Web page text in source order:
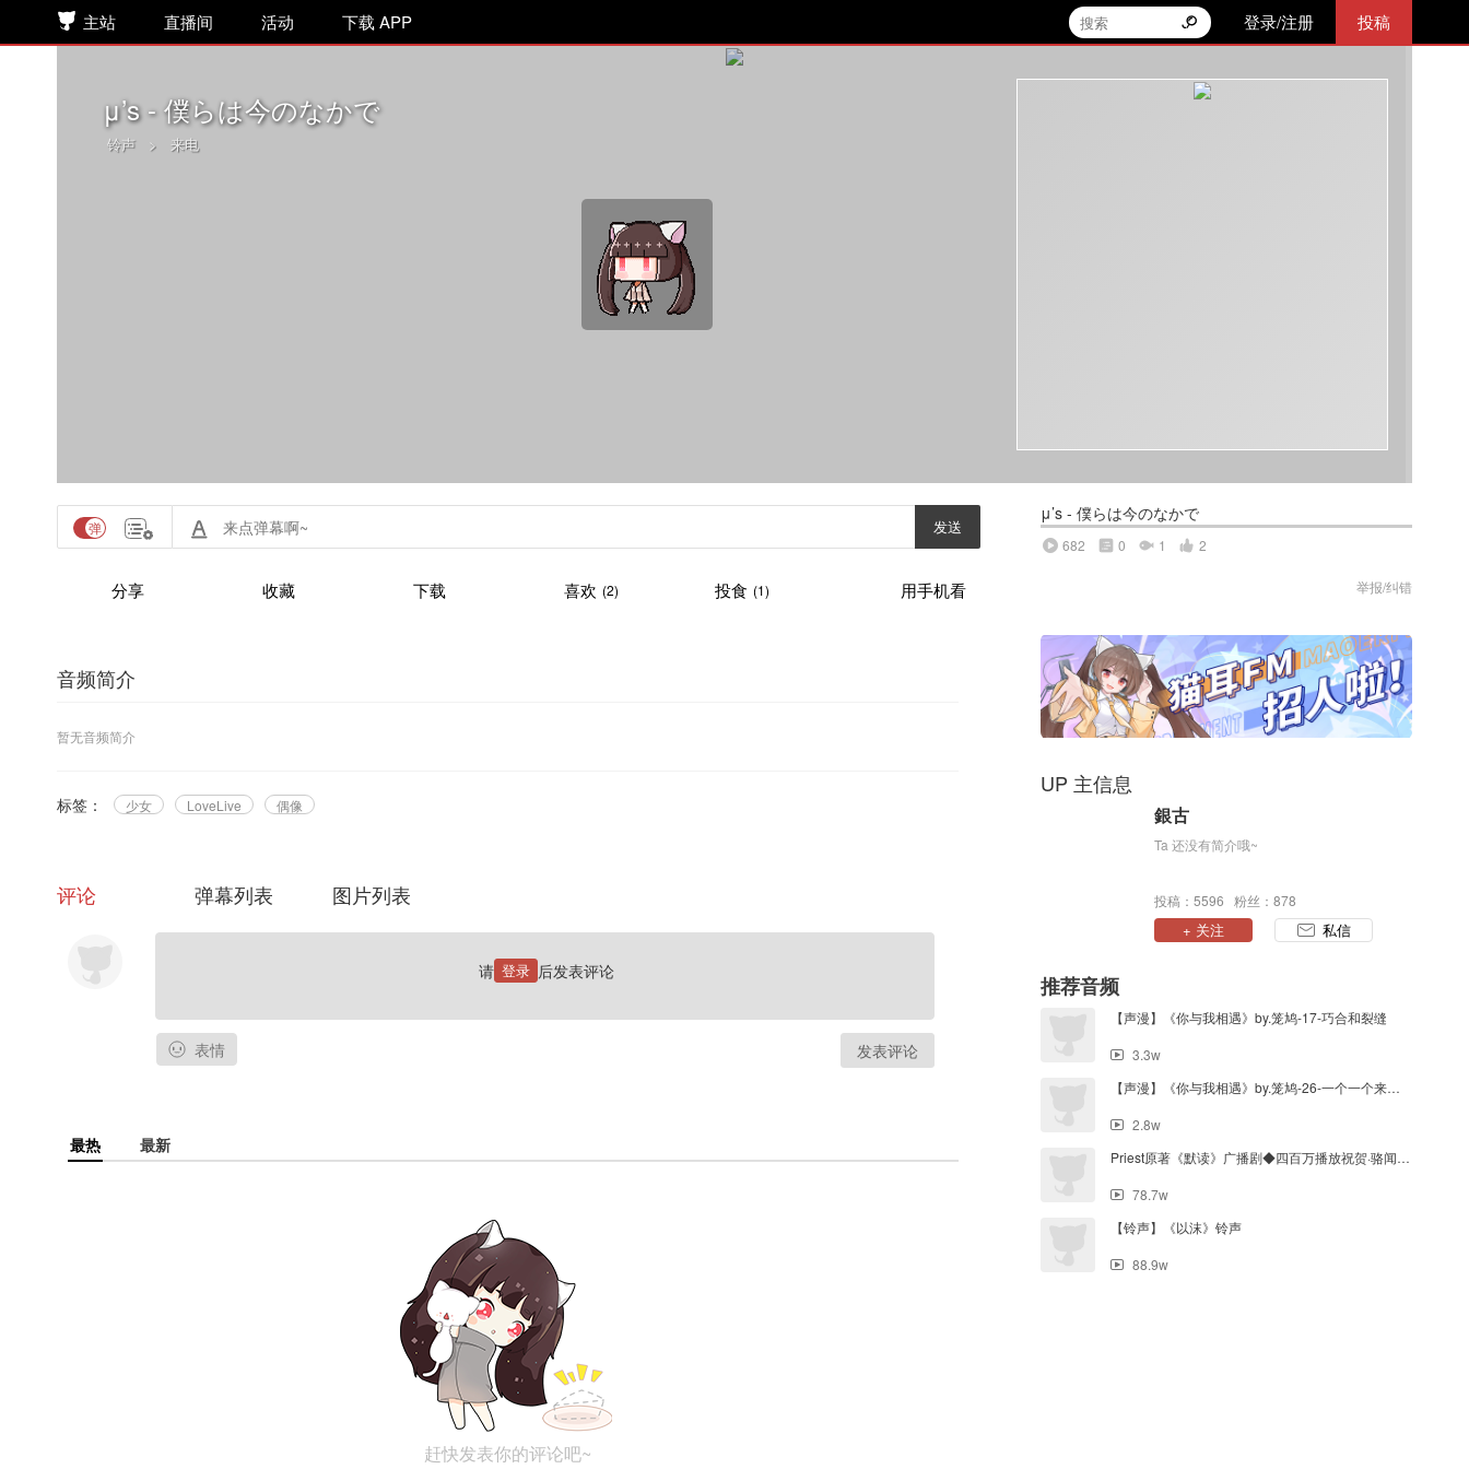
主站 直播间 活动 下载 APP 登录/注册 投稿
μ’s - 僕らは今のなかで
铃声 > 来电
发送
分享 收藏 下载 喜欢 (2) 投食 (1) 用手机看
μ’s - 僕らは今のなかで
682 0 1 2
举报/纠错
音频简介
暂无音频简介
标签： 少女 LoveLive 偶像
评论 弹幕列表 图片列表
请 登录 后发表评论
表情 发表评论
最热 最新
赶快发表你的评论吧~
UP 主信息
銀古
Ta 还没有简介哦~
投稿：5596 粉丝：878
+ 关注 私信
推荐音频
【声漫】《你与我相遇》by.笼鸠-17-巧合和裂缝
3.3w
【声漫】《你与我相遇》by.笼鸠-26-一个一个来吧&流转的心意
2.8w
Priest原著《默读》广播剧◆四百万播放祝贺·骆闻舟铃声一◆
78.7w
【铃声】《以沫》铃声
88.9w